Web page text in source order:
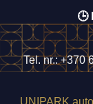
🕒
Tel. nr.:+370
UNIPARK